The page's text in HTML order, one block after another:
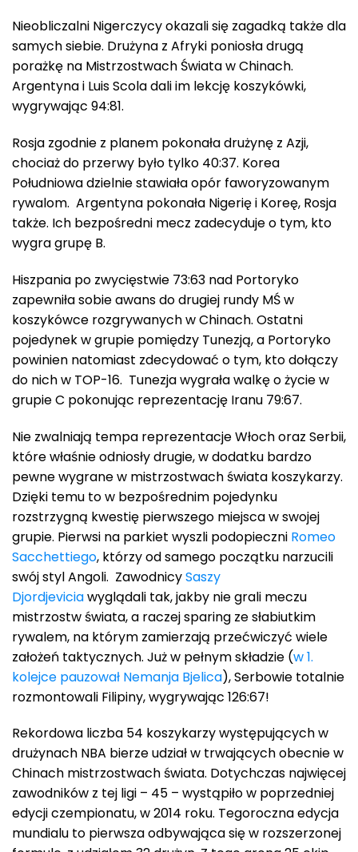
Nieobliczalni Nigerczycy okazali się zagadką także dla
samych siebie. Drużyna z Afryki poniosła drugą
porażkę na Mistrzostwach Świata w Chinach.
Argentyna i Luis Scola dali im lekcję koszykówki,
wygrywając 94:81.
Rosja zgodnie z planem pokonała drużynę z Azji,
chociaż do przerwy było tylko 40:37. Korea
Południowa dzielnie stawiała opór faworyzowanym
rywalom. Argentyna pokonała Nigerię i Koreę, Rosja
także. Ich bezpośredni mecz zadecyduje o tym, kto
wygra grupę B.
Hiszpania po zwycięstwie 73:63 nad Portoryko
zapewniła sobie awans do drugiej rundy MŚ w
koszykówce rozgrywanych w Chinach. Ostatni
pojedynek w grupie pomiędzy Tunezją, a Portoryko
powinien natomiast zdecydować o tym, kto dołączy
do nich w TOP-16. Tunezja wygrała walkę o życie w
grupie C pokonując reprezentację Iranu 79:67.
Nie zwalniają tempa reprezentacje Włoch oraz Serbii,
które właśnie odniosły drugie, w dodatku bardzo
pewne wygrane w mistrzostwach świata koszykarzy.
Dzięki temu to w bezpośrednim pojedynku
rozstrzygną kwestię pierwszego miejsca w swojej
grupie. Pierwsi na parkiet wyszli podopieczni Romeo
Sacchettiego, którzy od samego początku narzucili
swój styl Angoli. ZawodnicySaszy
Djordjeviciawyglądali tak, jakby nie grali meczu
mistrzostw świata, a raczej sparing ze słabiutkim
rywalem, na którym zamierzają przećwiczyć wiele
założeń taktycznych. Już w pełnym składzie (w 1.
kolejce pauzował Nemanja Bjelica), Serbowie totalnie
rozmontowali Filipiny, wygrywając 126:67!
Rekordowa liczba 54 koszykarzy występujących w
drużynach NBA bierze udział w trwających obecnie w
Chinach mistrzostwach świata. Dotychczas najwięcej
zawodników z tej ligi – 45 – wystąpiło w poprzedniej
edycji czempionatu, w 2014 roku. Tegoroczna edycja
mundialu to pierwsza odbywająca się w rozszerzonej